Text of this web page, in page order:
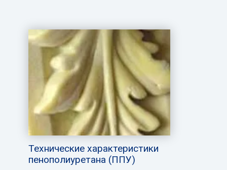
Технические характеристики
пенополиуретана (ППУ)